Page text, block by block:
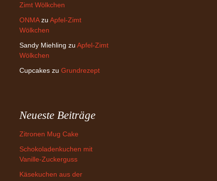
Zimt Wölkchen
ONMAzu Apfel-Zimt
Wölkchen
Sandy Miehling zu Apfel-Zimt
Wölkchen
Cupcakes zu Grundrezept
Neueste Beiträge
Zitronen Mug Cake
Schokoladenkuchen mit
Vanille-Zuckerguss
Käsekuchen aus der